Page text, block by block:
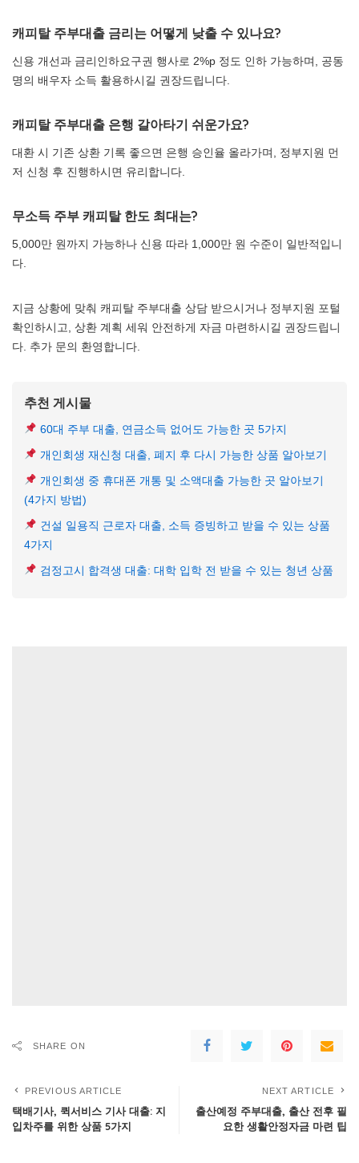
캐피탈 주부대출 금리는 어떻게 낮출 수 있나요?
신용 개선과 금리인하요구권 행사로 2%p 정도 인하 가능하며, 공동
명의 배우자 소득 활용하시길 권장드립니다.
캐피탈 주부대출 은행 갈아타기 쉬운가요?
대환 시 기존 상환 기록 좋으면 은행 승인율 올라가며, 정부지원 먼
저 신청 후 진행하시면 유리합니다.
무소득 주부 캐피탈 한도 최대는?
5,000만 원까지 가능하나 신용 따라 1,000만 원 수준이 일반적입니
다.
지금 상황에 맞춰 캐피탈 주부대출 상담 받으시거나 정부지원 포털
확인하시고, 상환 계획 세워 안전하게 자금 마련하시길 권장드립니
다. 추가 문의 환영합니다.
추천 게시물
60대 주부 대출, 연금소득 없어도 가능한 곳 5가지
개인회생 재신청 대출, 폐지 후 다시 가능한 상품 알아보기
개인회생 중 휴대폰 개통 및 소액대출 가능한 곳 알아보기
(4가지 방법)
건설 일용직 근로자 대출, 소득 증빙하고 받을 수 있는 상품
4가지
검정고시 합격생 대출: 대학 입학 전 받을 수 있는 청년 상품
SHARE ON
PREVIOUS ARTICLE
택배기사, 퀵서비스 기사 대출: 지
입차주를 위한 상품 5가지
NEXT ARTICLE
출산예정 주부대출, 출산 전후 필
요한 생활안정자금 마련 팁